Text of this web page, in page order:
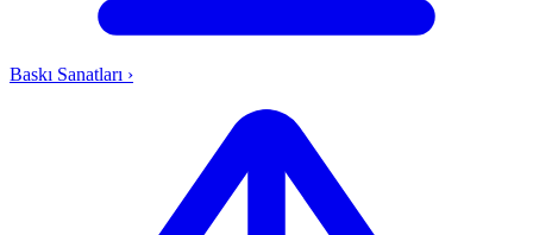
Baskı Sanatları ›